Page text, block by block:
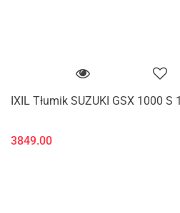
IXIL Tłumik SUZUKI GSX 1000 S
3849.00